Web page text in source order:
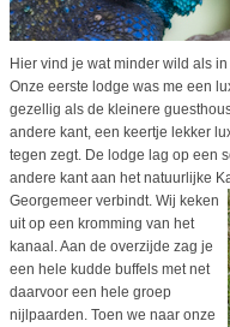
Hier vind je wat minder wild als
Onze eerste lodge was me een
gezellig als de kleinere
andere kant, een keertje lekker
tegen zegt. De lodge lag op een
andere kant aan het natuurlijke
Georgemeer verbindt. Wij keken
uit op een kromming van het
kanaal. Aan de overzijde zag je
een hele kudde buffels met net
daarvoor een hele groep
nijlpaarden. Toen we naar onze